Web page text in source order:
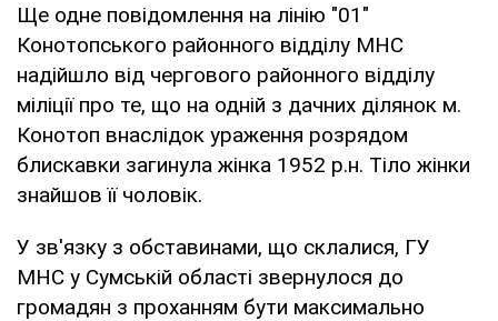
Ще одне повідомлення на лінію "01"
Конотопського районного відділу МНС
надійшло від чергового районного відділу
міліції про те, що на одній з дачних ділянок м.
Конотоп внаслідок ураження розрядом
блискавки загинула жінка 1952 р.н. Тіло жінки
знайшов її чоловік.
У зв'язку з обставинами, що склалися, ГУ
МНС у Сумській області звернулося до
громадян з проханням бути максимально